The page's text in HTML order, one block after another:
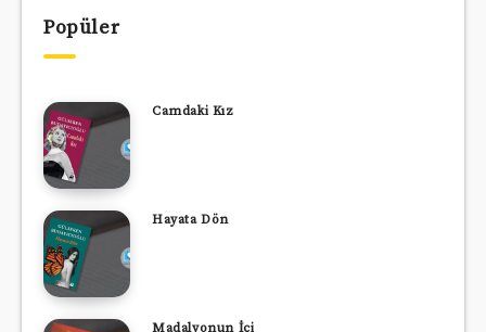
Popüler
Camdaki Kız
Hayata Dön
Madalyonun İçi